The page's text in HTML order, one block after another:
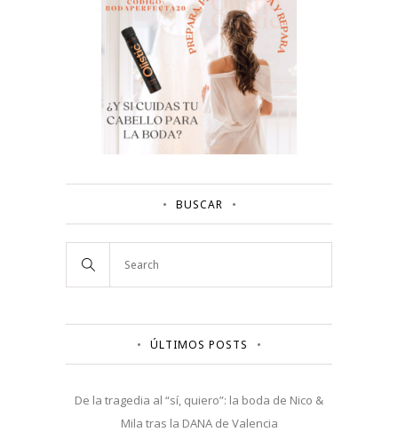
BUSCAR
ÚLTIMOS POSTS
De la tragedia al “sí, quiero”: la boda de Nico &
Mila tras la DANA de Valencia